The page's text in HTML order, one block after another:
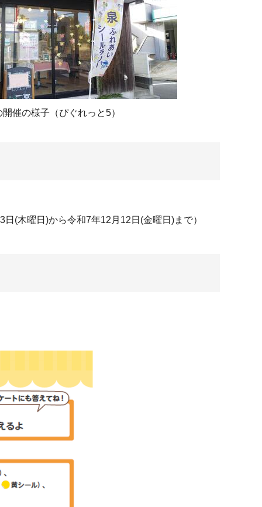
催の様子（ぴぐれっと5）
(木曜日)から令和7年12月12日(金曜日)まで）